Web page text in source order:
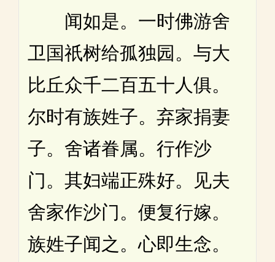
闻如是。一时佛游舍
卫国祇树给孤独园。与大
比丘众千二百五十人俱。
尔时有族姓子。弃家捐妻
子。舍诸眷属。行作沙
门。其妇端正殊好。见夫
舍家作沙门。便复行嫁。
族姓子闻之。心即生念。